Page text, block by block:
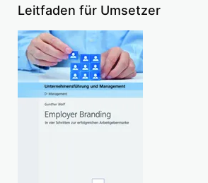
Leitfaden für Umsetzer